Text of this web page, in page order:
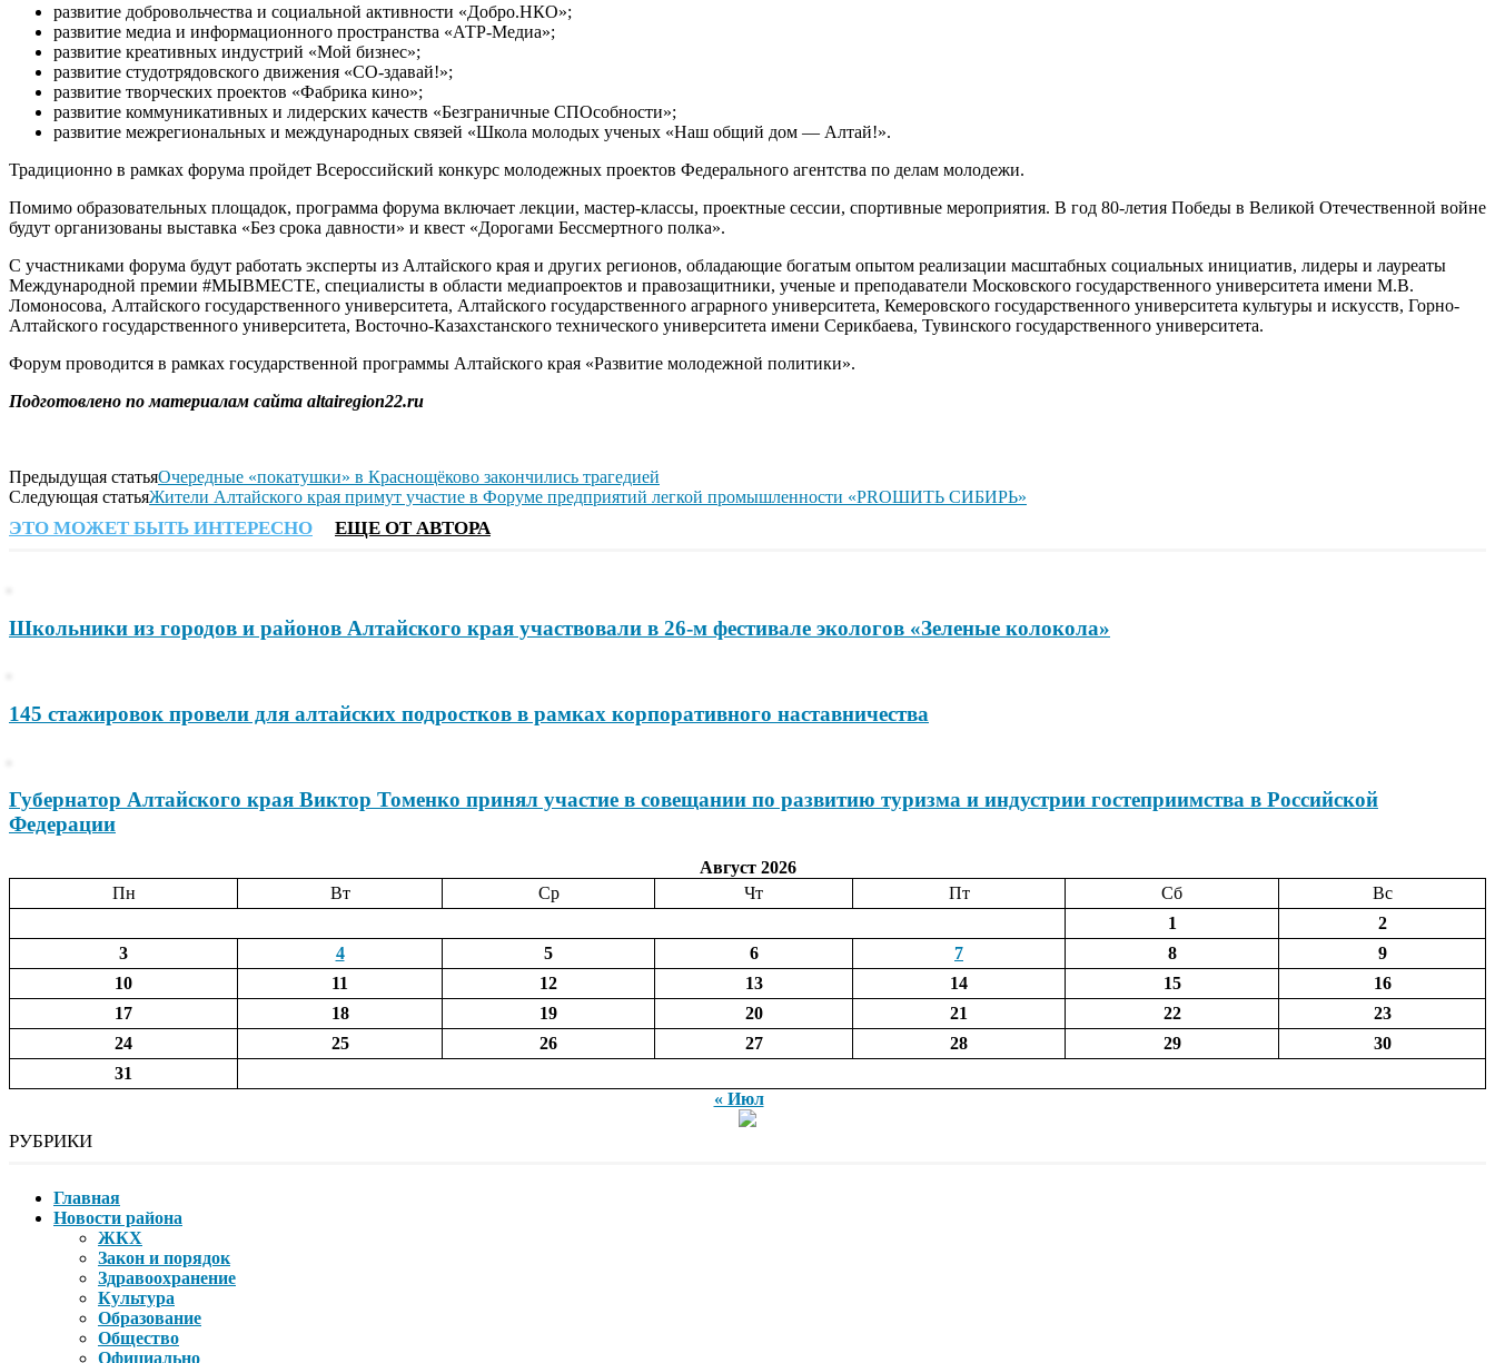
развитие добровольчества и социальной активности «Добро.НКО»;
развитие медиа и информационного пространства «АТР-Медиа»;
развитие креативных индустрий «Мой бизнес»;
развитие студотрядовского движения «СО-здавай!»;
развитие творческих проектов «Фабрика кино»;
развитие коммуникативных и лидерских качеств «Безграничные СПОсобности»;
развитие межрегиональных и международных связей «Школа молодых ученых «Наш общий дом — Алтай!».
Традиционно в рамках форума пройдет Всероссийский конкурс молодежных проектов Федерального агентства по делам молодежи.
Помимо образовательных площадок, программа форума включает лекции, мастер-классы, проектные сессии, спортивные мероприятия. В год 80-летия Победы в Великой Отечественной войне
будут организованы выставка «Без срока давности» и квест «Дорогами Бессмертного полка».
С участниками форума будут работать эксперты из Алтайского края и других регионов, обладающие богатым опытом реализации масштабных социальных инициатив, лидеры и лауреаты
Международной премии #МЫВМЕСТЕ, специалисты в области медиапроектов и правозащитники, ученые и преподаватели Московского государственного университета имени М.В.
Ломоносова, Алтайского государственного университета, Алтайского государственного аграрного университета, Кемеровского государственного университета культуры и искусств, Горно-
Алтайского государственного университета, Восточно-Казахстанского технического университета имени Серикбаева, Тувинского государственного университета.
Форум проводится в рамках государственной программы Алтайского края «Развитие молодежной политики».
Подготовлено по материалам сайта altairegion22.ru
Предыдущая статьяОчередные «покатушки» в Краснощёково закончились трагедией
Следующая статьяЖители Алтайского края примут участие в Форуме предприятий легкой промышленности «PROШИТЬ СИБИРЬ»
ЭТО МОЖЕТ БЫТЬ ИНТЕРЕСНО ЕЩЕ ОТ АВТОРА
Школьники из городов и районов Алтайского края участвовали в 26-м фестивале экологов «Зеленые колокола»
145 стажировок провели для алтайских подростков в рамках корпоративного наставничества
Губернатор Алтайского края Виктор Томенко принял участие в совещании по развитию туризма и индустрии гостеприимства в Российской
Федерации
Август 2026
Пн
Вт Ср Чт Пт Сб
Вс
1
2
3
4 5 6 7 8
9
10
11 12 13 14 15
16
17
18 19 20 21 22
23
24
25 26 27 28 29
30
31
« Июл
РУБРИКИ
Главная
Новости района
ЖКХ
Закон и порядок
Здравоохранение
Культура
Образование
Общество
Официально